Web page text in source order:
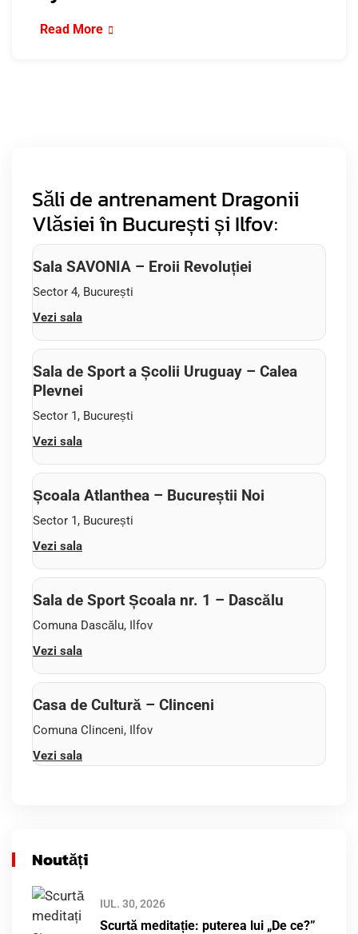
Read More
Săli de antrenament Dragonii
Vlăsiei în București și Ilfov:
Sala SAVONIA – Eroii Revoluției
Sector 4, București
Vezi sala
Sala de Sport a Școlii Uruguay – Calea
Plevnei
Sector 1, București
Vezi sala
Școala Atlanthea – Bucureștii Noi
Sector 1, București
Vezi sala
Sala de Sport Școala nr. 1 – Dascălu
Comuna Dascălu, Ilfov
Vezi sala
Casa de Cultură – Clinceni
Comuna Clinceni, Ilfov
Vezi sala
Noutăți
IUL. 30, 2026
Scurtă meditație: puterea lui „De ce?”